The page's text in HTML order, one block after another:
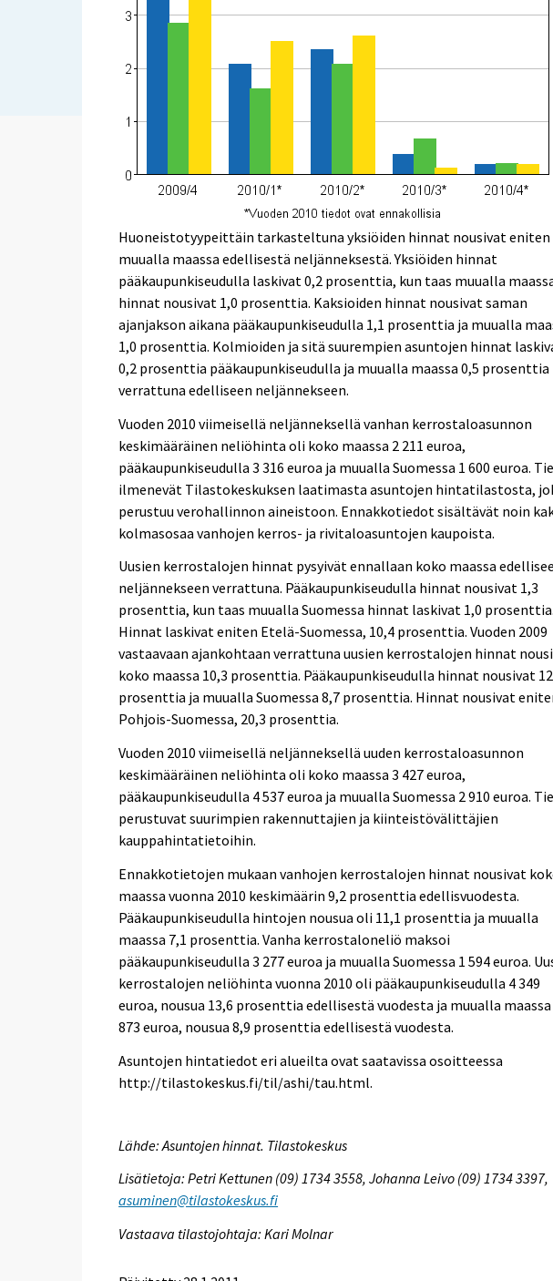
Huoneistotyypeittäin tarkasteltuna yksiöiden hinnat nousivat eniten
muualla maassa edellisestä neljänneksestä. Yksiöiden hinnat
pääkaupunkiseudulla laskivat 0,2 prosenttia, kun taas muualla
hinnat nousivat 1,0 prosenttia. Kaksioiden hinnat nousivat saman
ajanjakson aikana pääkaupunkiseudulla 1,1 prosenttia ja muualla
1,0 prosenttia. Kolmioiden ja sitä suurempien asuntojen hinnat
0,2 prosenttia pääkaupunkiseudulla ja muualla maassa 0,5 prosenttia
verrattuna edelliseen neljännekseen.
Vuoden 2010 viimeisellä neljänneksellä vanhan kerrostaloasunnon
keskimääräinen neliöhinta oli koko maassa 2 211 euroa,
pääkaupunkiseudulla 3 316 euroa ja muualla Suomessa 1 600 euroa.
ilmenevät Tilastokeskuksen laatimasta asuntojen hintatilastosta,
perustuu verohallinnon aineistoon. Ennakkotiedot sisältävät noin
kolmasosaa vanhojen kerros- ja rivitaloasuntojen kaupoista.
Uusien kerrostalojen hinnat pysyivät ennallaan koko maassa
neljännekseen verrattuna. Pääkaupunkiseudulla hinnat nousivat 1,3
prosenttia, kun taas muualla Suomessa hinnat laskivat 1,0 prosenttia.
Hinnat laskivat eniten Etelä-Suomessa, 10,4 prosenttia. Vuoden 2009
vastaavaan ajankohtaan verrattuna uusien kerrostalojen hinnat
koko maassa 10,3 prosenttia. Pääkaupunkiseudulla hinnat nousivat
prosenttia ja muualla Suomessa 8,7 prosenttia. Hinnat nousivat
Pohjois-Suomessa, 20,3 prosenttia.
Vuoden 2010 viimeisellä neljänneksellä uuden kerrostaloasunnon
keskimääräinen neliöhinta oli koko maassa 3 427 euroa,
pääkaupunkiseudulla 4 537 euroa ja muualla Suomessa 2 910 euroa.
perustuvat suurimpien rakennuttajien ja kiinteistövälittäjien
kauppahintatietoihin.
Ennakkotietojen mukaan vanhojen kerrostalojen hinnat nousivat
maassa vuonna 2010 keskimäärin 9,2 prosenttia edellisvuodesta.
Pääkaupunkiseudulla hintojen nousua oli 11,1 prosenttia ja muualla
maassa 7,1 prosenttia. Vanha kerrostaloneliö maksoi
pääkaupunkiseudulla 3 277 euroa ja muualla Suomessa 1 594 euroa.
kerrostalojen neliöhinta vuonna 2010 oli pääkaupunkiseudulla 4 349
euroa, nousua 13,6 prosenttia edellisestä vuodesta ja muualla maassa
873 euroa, nousua 8,9 prosenttia edellisestä vuodesta.
Asuntojen hintatiedot eri alueilta ovat saatavissa osoitteessa
http://tilastokeskus.fi/til/ashi/tau.html.
Lähde: Asuntojen hinnat. Tilastokeskus
Lisätietoja: Petri Kettunen (09) 1734 3558, Johanna Leivo (09) 1734 3397,
asuminen@tilastokeskus.fi
Vastaava tilastojohtaja: Kari Molnar